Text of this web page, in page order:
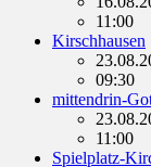
11:00
Kirschhausen
09:30
mittendrin-
11:00
Spielplatz-